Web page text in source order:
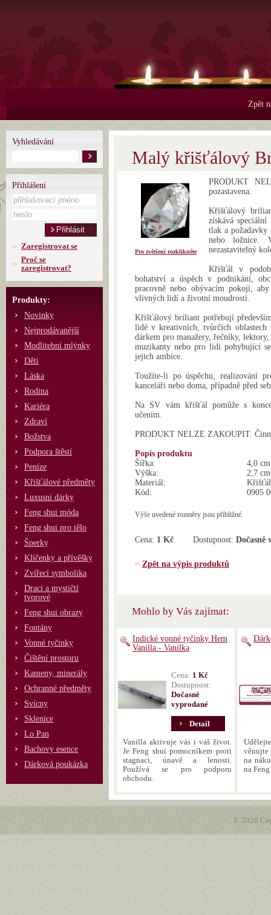
> Zpět
Vyhledávání
Přihlášení
Zaregistrovat se
Proč se
zaregistrovat?
Produkty:
Novinky
Nejprodávanější
Modlitební mlýnky
Děti
Láska
Rodina
Kariéra
Zdraví
Božstva
Podpora štěstí
Peníze
Křišťálové předměty
Luxusní dárky
Feng shui móda
Feng shui pro tělo
Šperky
Klíčenky a přívěšky
Zvířecí symbolika
Draci a mystičtí
tvorové
Feng shui obrazy
Fontány
Vonné tyčinky
Čištění prostoru
Kameny, minerály
Ochranné předměty
Svícny
Sklenice
Lo Pan
Bachovy esence
Dárková poukázka
Malý křišťálový
Pro zvětšení rozklikněte
PRODUKT
pozastavena.
Křišťálový
získává
tlak a
nebo ložnice.
nezastavitelný
Křišťál v
bohatství a úspěch v podnikání,
pracovně nebo obývacím pokoji,
vlivných lidí a životní moudrosti.
Křišťálový briliant potřebují
lidé v kreativních, tvůrčích
dárkem pro manažery, řečníky,
muzikanty nebo pro lidi pohybující
jejich ambice.
Toužíte-li po úspěchu, realizování
kanceláři nebo doma, případně před
Na SV vám křišťál pomůže s
učením.
PRODUKT NELZE ZAKOUPIT.
Popis produktu
Šířka:
4,0 cm
Výška:
2,7 cm
Materiál:
Křišťál
Kód:
0905
Výše uvedené rozměry jsou přibližné.
Cena: 1 Kč Dostupnost: Dočasně
Zpět na výpis produktů
Mohlo by Vás zajímat:
Indické vonné tyčinky Hem
Vanilla - Vanilka
Cena: 1 Kč
Dostupnost:
Dočasně
vyprodané
Detail
Vanilla aktivuje vás i váš život.
Je Feng shui pomocníkem proti
stagnaci, únavě a lenosti.
Používá se pro podporu
obchodu.
věnujte
na
na
© 2026